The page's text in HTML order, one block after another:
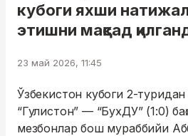
кубоги яхши
этишни мақсад
23 май 2026, 11:45
Ўзбекистон кубоги 2-
“Гулистон” — “БухДУ” (1:0)
мезбонлар бош мураббийи